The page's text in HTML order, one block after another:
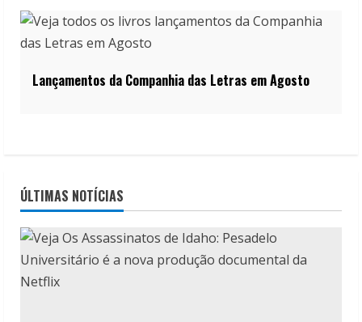
Lançamentos da Companhia das Letras em Agosto
ÚLTIMAS NOTÍCIAS